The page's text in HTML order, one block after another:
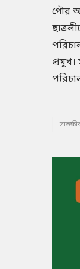
পৌর